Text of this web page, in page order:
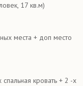
17 кв.м)
места + доп место
кровать + 2 -х